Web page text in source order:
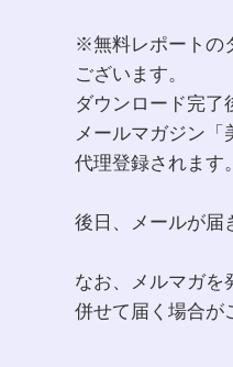
※無料レポートの
ございます。
ダウンロード完了
メールマガジン「
代理登録されます。
後日、メールが届
なお、メルマガを
併せて届く場合が